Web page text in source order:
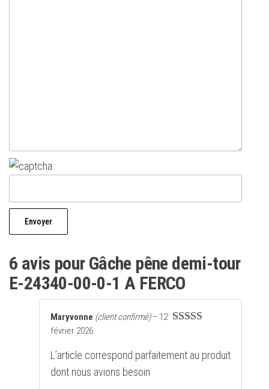
6 avis pour Gâche pêne demi-tour
E-24340-00-0-1 A FERCO
Maryvonne (client confirmé) – 12
février 2026
L’article correspond parfaitement au produit
dont nous avions besoin